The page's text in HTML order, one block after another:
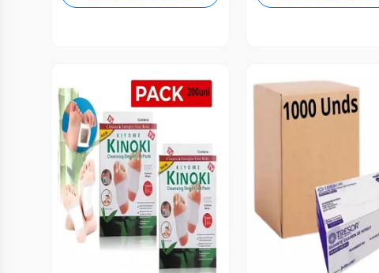
Vista Previa Vista Previa